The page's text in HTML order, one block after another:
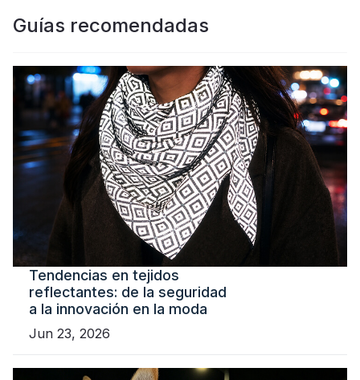
Guías recomendadas
Tendencias en tejidos
reflectantes: de la seguridad
a la innovación en la moda
Jun 23, 2026